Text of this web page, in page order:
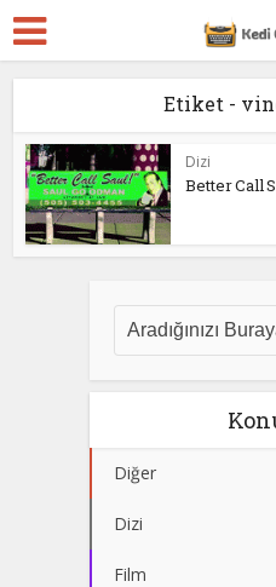
Etiket -
Dizi
Better Call
Diğer
Dizi
Film